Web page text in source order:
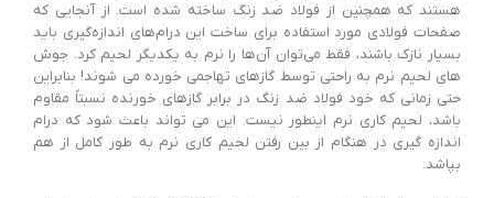
هستند که همچنین از فولاد ضد زنگ ساخته شده است. از آنجایی که
صفحات فولادی مورد استفاده برای ساخت این درام‌های اندازه‌گیری باید
بسیار نازک باشند، فقط می‌توان آن‌ها را نرم به یکدیگر لحیم کرد. جوش
های لحیم نرم به راحتی توسط گازهای تهاجمی خورده می شوند! بنابراین
حتی زمانی که خود فولاد ضد زنگ در برابر گازهای خورنده نسبتاً مقاوم
باشد، لحیم کاری نرم اینطور نیست. این می تواند باعث شود که درام
اندازه گیری در هنگام از بین رفتن لحیم کاری نرم به طور کامل از هم
بپاشد.